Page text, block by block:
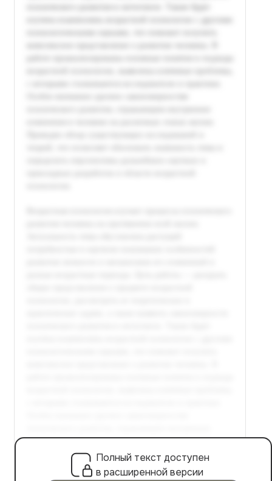
Полный текст доступен
в расширенной версии